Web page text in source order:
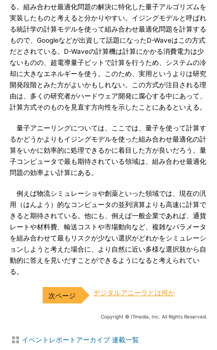
る。組み合わせ最適化問題の解決に特化した量子アルゴリズムを
実装したものと考えると分かりやすい。イジングモデルと呼ばれ
る統計学の計算モデルを使って組み合わせ最適化問題を計算する
もので、Googleなどが出資して話題になったD-Waveはこの方式
だとされている。D-Waveの計算機は計算にかかる消費電力は少
ないものの、超電導量子ビットで計算を行うため、システムの冷
却に大きなエネルギーを使う。このため、実用というよりは研究
開発段階とみた方がよいかもしれない。この方式が注目される理
由は、多くの研究者がハードウェア開発に腐心する中にあって、
計算方式そのものを見直す方向性を示したことにあるといえる。
量子アニーリングについては、ここでは、量子を使って計算す
るかどうかよりもイジングモデルを使った組み合わせ最適化の計
算をいかに効率的に処理できるかに着目した方が良いだろう。量
子コンピュータで最も期待されている領域は、組み合わせ最適化
問題の効率よい計算にある。
例えば物流シミュレーショや創薬といった領域では、現在の汎
用（はんよう）的なコンピュータの並列演算よりも高速に計算で
きると期待されている。他にも、例えば一般企業であれば、通貨
レートや材料費、輸送コストや市場動向など、複雑なパラメータ
を組み合わせて最もリスクが少ない選択がどれかをシミュレーシ
ョンしようと考えた場合に、より自然に近い多様な選択肢から自
動的に答えを見いだすことができるようになると考えられてい
る。
デジタルアニーラとは何か
Copyright © ITmedia, Inc. All Rights Reserved.
イベントレポートアーカイブ 連載一覧